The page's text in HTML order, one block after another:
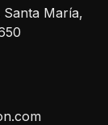
Santa María,